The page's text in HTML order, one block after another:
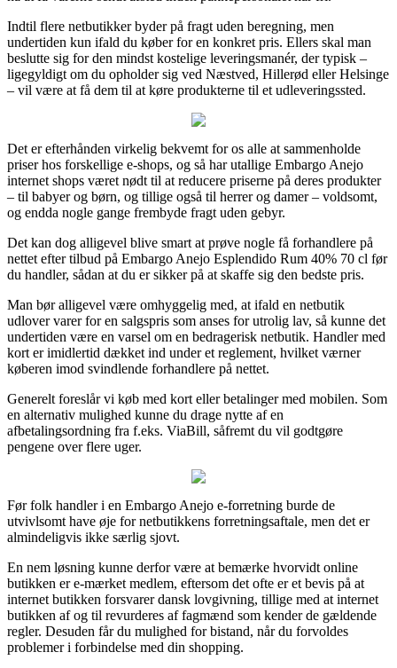
Indtil flere netbutikker byder på fragt uden beregning, men
undertiden kun ifald du køber for en konkret pris. Ellers skal man
beslutte sig for den mindst kostelige leveringsmanér, der typisk –
ligegyldigt om du opholder sig ved Næstved, Hillerød eller Helsinge
– vil være at få dem til at køre produkterne til et udleveringssted.
Det er efterhånden virkelig bekvemt for os alle at sammenholde
priser hos forskellige e-shops, og så har utallige Embargo Anejo
internet shops været nødt til at reducere priserne på deres produkter
– til babyer og børn, og tillige også til herrer og damer – voldsomt,
og endda nogle gange frembyde fragt uden gebyr.
Det kan dog alligevel blive smart at prøve nogle få forhandlere på
nettet efter tilbud på Embargo Anejo Esplendido Rum 40% 70 cl før
du handler, sådan at du er sikker på at skaffe sig den bedste pris.
Man bør alligevel være omhyggelig med, at ifald en netbutik
udlover varer for en salgspris som anses for utrolig lav, så kunne det
undertiden være en varsel om en bedragerisk netbutik. Handler med
kort er imidlertid dækket ind under et reglement, hvilket værner
køberen imod svindlende forhandlere på nettet.
Generelt foreslår vi køb med kort eller betalinger med mobilen. Som
en alternativ mulighed kunne du drage nytte af en
afbetalingsordning fra f.eks. ViaBill, såfremt du vil godtgøre
pengene over flere uger.
Før folk handler i en Embargo Anejo e-forretning burde de
utvivlsomt have øje for netbutikkens forretningsaftale, men det er
almindeligvis ikke særlig sjovt.
En nem løsning kunne derfor være at bemærke hvorvidt online
butikken er e-mærket medlem, eftersom det ofte er et bevis på at
internet butikken forsvarer dansk lovgivning, tillige med at internet
butikken af og til revurderes af fagmænd som kender de gældende
regler. Desuden får du mulighed for bistand, når du forvoldes
problemer i forbindelse med din shopping.